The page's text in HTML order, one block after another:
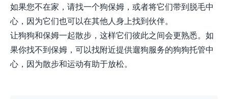
如果您不在家，请找一个狗保姆，或者将它们带到脱毛中
心，因为它们也可以在其他人身上找到伙伴。
让狗狗和保姆一起散步，这样它们彼此之间会更熟悉。如
果你找不到保姆，可以找附近提供遛狗服务的狗狗托管中
心，因为散步和运动有助于放松。